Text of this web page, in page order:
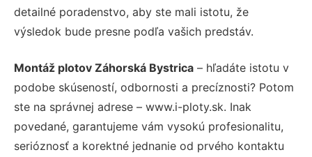
detailné poradenstvo, aby ste mali istotu, že
výsledok bude presne podľa vašich predstáv.
Montáž plotov Záhorská Bystrica – hľadáte istotu v
podobe skúseností, odbornosti a precíznosti? Potom
ste na správnej adrese – www.i-ploty.sk. Inak
povedané, garantujeme vám vysokú profesionalitu,
serióznosť a korektné jednanie od prvého kontaktu